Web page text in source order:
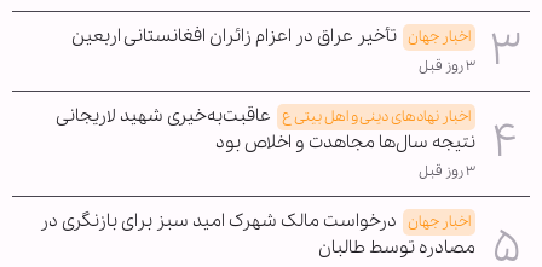
اخبار جهان تأخیر عراق در اعزام زائران افغانستانی اربعین
۳ روز قبل
اخبار نهادهای دینی و اهل بیتی ع عاقبت‌به‌خیری شهید لاریجانی
نتیجه سال‌ها مجاهدت و اخلاص بود
۳ روز قبل
اخبار جهان درخواست مالک شهرک امید سبز برای بازنگری در
مصادره توسط طالبان